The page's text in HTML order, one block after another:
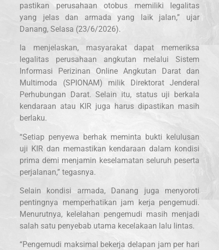
pastikan perusahaan otobus memiliki legalitas
yang jelas dan armada yang laik jalan,” ujar
Danang, Selasa (23/6/2026).
Ia menjelaskan, masyarakat dapat memeriksa
legalitas perusahaan angkutan melalui Sistem
Informasi Perizinan Online Angkutan Darat dan
Multimoda (SPIONAM) milik Direktorat Jenderal
Perhubungan Darat. Selain itu, status uji berkala
kendaraan atau KIR juga harus dipastikan masih
berlaku.
“Setiap penyewa berhak meminta bukti kelulusan
uji KIR dan memastikan kendaraan dalam kondisi
prima demi menjamin keselamatan seluruh peserta
perjalanan,” tegasnya.
Selain kondisi armada, Danang juga menyoroti
pentingnya memperhatikan jam kerja pengemudi.
Menurutnya, kelelahan pengemudi masih menjadi
salah satu penyebab utama kecelakaan lalu lintas.
“Pengemudi maksimal bekerja delapan jam per hari